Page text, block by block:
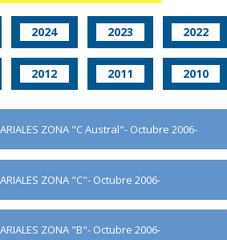
2024 2023 2022
2012 2011 2010
ZONA "C Austral"- Octubre 2006-
ZONA "C"- Octubre 2006-
ZONA "B"- Octubre 2006-